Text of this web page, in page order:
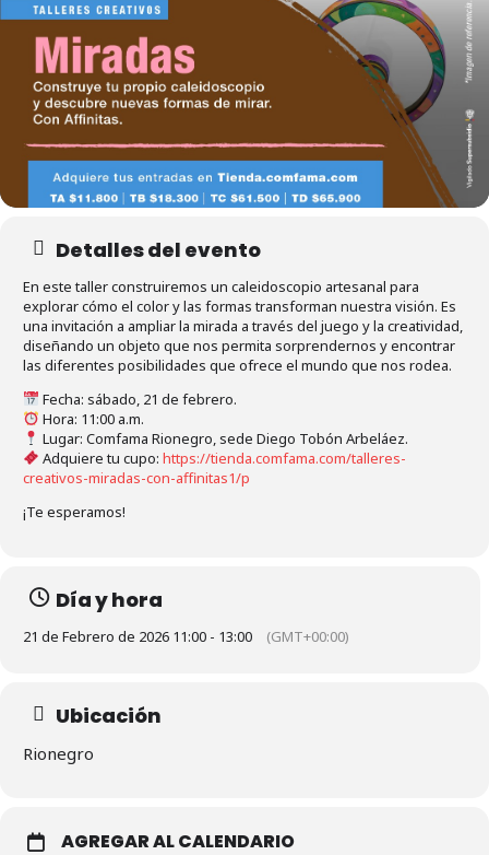
Detalles del evento
En este taller construiremos un caleidoscopio artesanal para
explorar cómo el color y las formas transforman nuestra visión. Es
una invitación a ampliar la mirada a través del juego y la creatividad,
diseñando un objeto que nos permita sorprendernos y encontrar
las diferentes posibilidades que ofrece el mundo que nos rodea.
Fecha: sábado, 21 de febrero.
Hora: 11:00 a.m.
Lugar: Comfama Rionegro, sede Diego Tobón Arbeláez.
Adquiere tu cupo: https://tienda.comfama.com/talleres-
creativos-miradas-con-affinitas1/p
¡Te esperamos!
Día y hora
21 de Febrero de 2026 11:00 - 13:00 (GMT+00:00)
Ubicación
Rionegro
AGREGAR AL CALENDARIO